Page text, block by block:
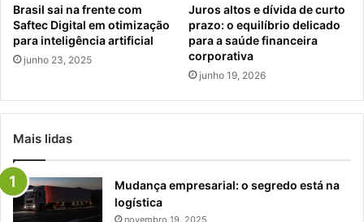
Brasil sai na frente com
Saftec Digital em otimização
para inteligência artificial
junho 23, 2025
Juros altos e dívida de curto
prazo: o equilíbrio delicado
para a saúde financeira
corporativa
junho 19, 2026
Mais lidas
Mudança empresarial: o segredo está na
logística
novembro 19, 2025